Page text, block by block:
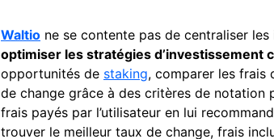
Waltio ne se contente pas de centraliser
optimiser les stratégies d’investissement
opportunités de staking, comparer les frais
de change grâce à des critères de notation
frais payés par l’utilisateur en lui
trouver le meilleur taux de change, frais